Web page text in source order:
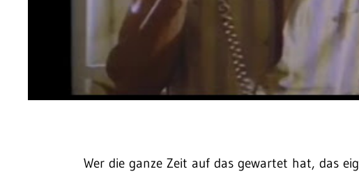
Wer die ganze Zeit auf das gewartet hat, das